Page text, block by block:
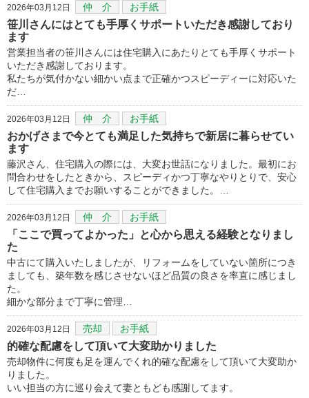
2026年03月12日 仲 介 お手紙
笹川さんにはとても手厚くサポートいただき感謝しており
ます
営業担当者の笹川さんには住宅購入にあたりとても手厚くサポート
いただき感謝しております。
私たちが気付かない細かい点まで正確かつスピーディーに対応いた
だ…
2026年03月12日 仲 介 お手紙
おかげさまで今とても満足した気持ちで新居に暮らせてい
ます
藤沢さん、住宅購入の際には、大変お世話になりました。最初にお
問合わせをしたときから、スピーディかつ丁寧なやりとりで、安心
して住宅購入までお願いすることができました。…
2026年03月12日 仲 介 お手紙
「ここで買ってよかった」と心から思える経験となりまし
た
中古にて購入いたしましたが、リフォームをしていない箇所につき
ましても、築年数を感じさせないほど品質の良さを率直に感じまし
た。
細かな部分まで丁寧に管理…
2026年03月12日 売却 お手紙
的確な配慮をして頂いて大変助かりました
売却物件に何度も足を運んでくれ的確な配慮をして頂いて大変助か
りました。
いい担当の方に巡り会えて妻ともども感謝してます。